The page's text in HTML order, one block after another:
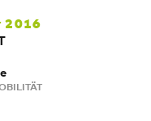
2016